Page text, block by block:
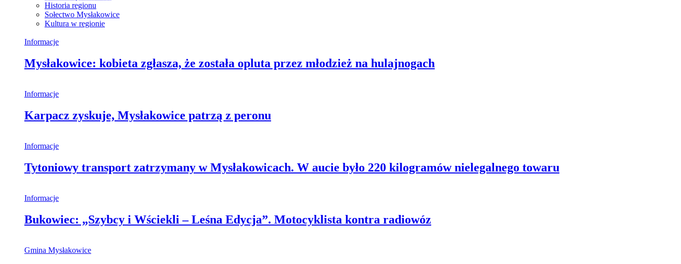
Historia regionu
Sołectwo Mysłakowice
Kultura w regionie
Informacje
Mysłakowice: kobieta zgłasza, że została opluta przez młodzież na hulajnogach
Informacje
Karpacz zyskuje, Mysłakowice patrzą z peronu
Informacje
Tytoniowy transport zatrzymany w Mysłakowicach. W aucie było 220 kilogramów nielegalnego towaru
Informacje
Bukowiec: „Szybcy i Wściekli – Leśna Edycja”. Motocyklista kontra radiowóz
Gmina Mysłakowice